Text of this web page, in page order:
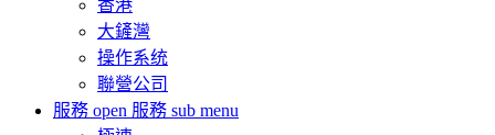
香港
大鏟灣
操作系统
聯營公司
服務 open 服務 sub menu